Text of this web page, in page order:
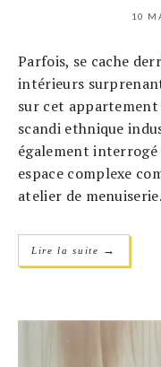
10
Parfois, se cache
intérieurs
sur cet
scandi ethnique
également
espace complexe
atelier de menuiserie.
Lire la suite →